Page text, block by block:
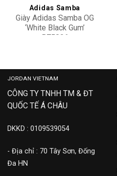
Adidas Samba
Giày Adidas Samba OG
‘White Black Gum’
B75806
JORDAN VIETNAM
CÔNG TY TNHH TM & ĐT
QUỐC TẾ Á CHÂU
DKKD : 0109539054
- Địa chỉ : 70 Tây Sơn, Đống
Đa HN